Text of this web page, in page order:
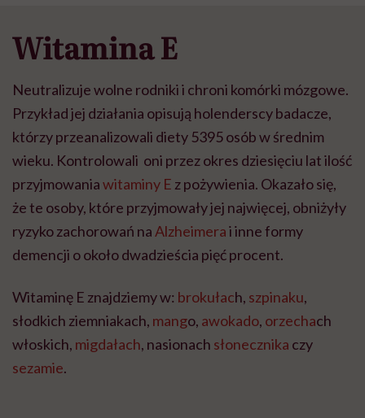
Witamina E
Neutralizuje wolne rodniki i chroni komórki mózgowe.
Przykład jej działania opisują holenderscy badacze,
którzy przeanalizowali diety 5395 osób w średnim
wieku. Kontrolowali oni przez okres dziesięciu lat ilość
przyjmowaniawitaminy E z pożywienia. Okazało się,
że te osoby, które przyjmowały jej najwięcej, obniżyły
ryzyko zachorowań na Alzheimerai inne formy
demencji o około dwadzieścia pięć procent.
Witaminę E znajdziemy w: brokułach, szpinaku,
słodkich ziemniakach, mango, awokado, orzechach
włoskich, migdałach, nasionach słonecznika czy
sezamie.